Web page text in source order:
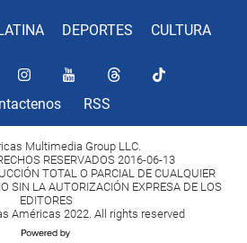
DEPORTES CULTURA
RSS
Multimedia Group LLC.
RESERVADOS 2016-06-13
TOTAL O PARCIAL DE CUALQUIER
SIN LA AUTORIZACIÓN EXPRESA DE LOS
EDITORES
Américas 2022. All rights reserved